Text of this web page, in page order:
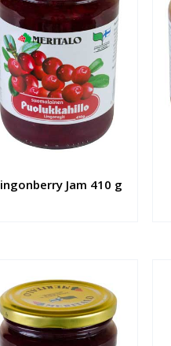
Jam 410 g